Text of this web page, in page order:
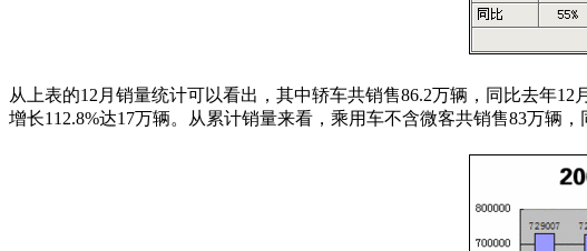
从上表的12月销量统计可以看出，其中轿车共销售86.2万辆，同比去年12
增长112.8%达17万辆。从累计销量来看，乘用车不含微客共销售83万辆，